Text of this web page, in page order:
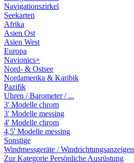
Navigationszirkel
Seekarten
Afrika
Asien Ost
Asien West
Europa
Navionics+
Nord- & Ostsee
Nordamerika & Karibik
Pazifik
Uhren / Barometer / ...
3' Modelle chrom
3' Modelle messing
4' Modelle chrom
4,5' Modelle messing
Sonstige
Windmessgeräte / Windrichtungsanzeigen
Zur Kategorie Persönliche Ausrüstung